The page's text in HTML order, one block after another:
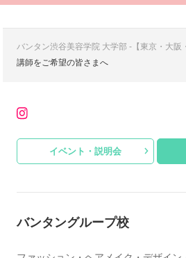
バンタン渋谷美容学院 大学部 -【東京・大阪
講師をご希望の皆さまへ
イベント・説明会
バンタングループ校